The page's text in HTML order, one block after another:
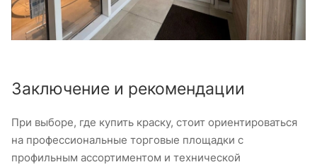
Заключение и рекомендации
При выборе, где купить краску, стоит ориентироваться
на профессиональные торговые площадки с
профильным ассортиментом и технической